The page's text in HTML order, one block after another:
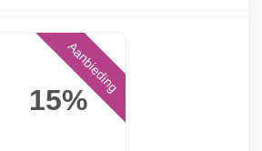
15%
Aanbieding